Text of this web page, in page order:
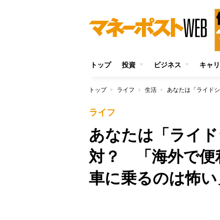
トップ 投資 ビジネス キャ
トップ ライフ 生活
ライフ
あなたは「ライ
対？ 「海外で便
車に乗るのは怖